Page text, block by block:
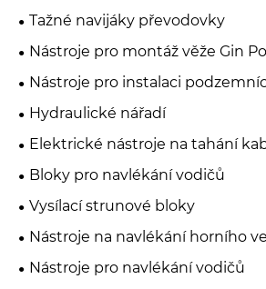
Tažné navijáky převodovky
Nástroje pro montáž věže Gin
Nástroje pro instalaci
Hydraulické nářadí
Elektrické nástroje na tahání
Bloky pro navlékání vodičů
Vysílací strunové bloky
Nástroje na navlékání horního
Nástroje pro navlékání vodičů